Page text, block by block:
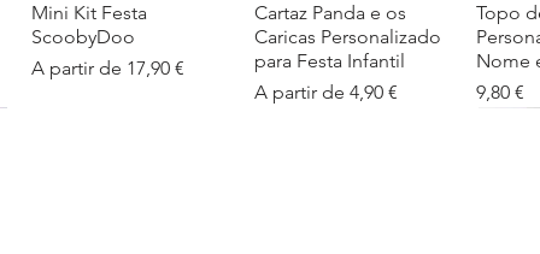
Visualização rápida
Mini Kit Festa
ScoobyDoo
A partir de 17,90 €
Preço promocional
Visualização rápida
Cartaz Panda e os
Caricas Personalizado
para Festa Infantil
A partir de 4,90 €
Preço promocional
Topo
Nome
Preço
9,80 €